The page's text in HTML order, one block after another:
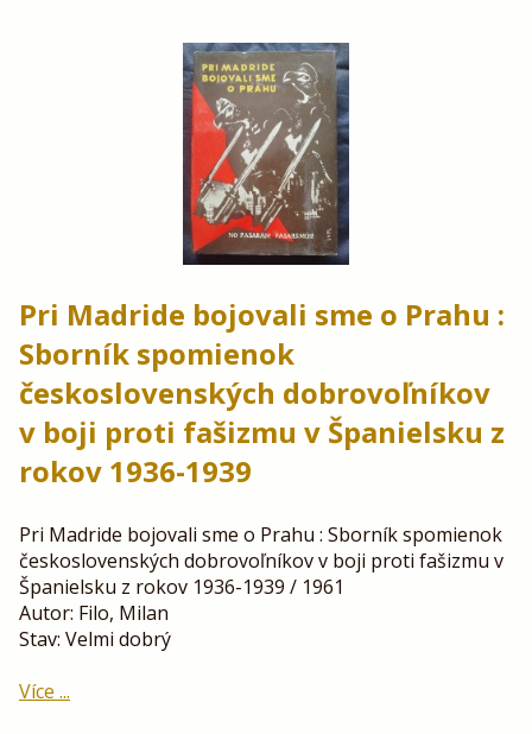
Pri Madride bojovali sme o Prahu :
Sborník spomienok
československých dobrovoľníkov
v boji proti fašizmu v Španielsku z
rokov 1936-1939
Pri Madride bojovali sme o Prahu : Sborník spomienok
československých dobrovoľníkov v boji proti fašizmu v
Španielsku z rokov 1936-1939 / 1961
Autor: Filo, Milan
Stav: Velmi dobrý
Více ...